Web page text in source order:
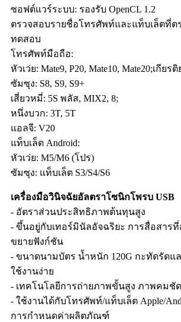
ซอฟต์แวร์ระบบ: รองรับ OpenCL 1.2
ตรวจสอบรายชื่อโทรศัพท์และแท็บเล็ตที่ต
ทดสอบ
โทรศัพท์มือถือ:
หัวเว่ย: Mate9, P20, Mate10, Mate20;เกียร
ซัมซุง: S8, S9, S9+
เสี่ยวหมี่: 5S พลัส, MIX2, 8;
หนึ่งบวก: 3T, 5T
แอลจี: V20
แท็บเล็ต Android:
หัวเว่ย: M5/M6 (โปร)
ซัมซุง: แท็บเล็ต S3/S4/S6
เครื่องมือวินิจฉัยอัลตราโซนิกโพรบ USB
- อัตราส่วนประสิทธิภาพต้นทุนสูง
- ขึ้นอยู่กับเทอร์มินัลอัจฉริยะ การสื่อสาร
ขยายฟังก์ชัน
- ขนาดนามบัตร น้ำหนัก 120G กะทัดรัดแ
ใช้งานง่าย
- เทคโนโลยีการถ่ายภาพขั้นสูง ภาพคมชั
- ใช้งานได้กับโทรศัพท์/แท็บเล็ต Apple/
การกำหนดค่าผลิตภัณฑ์